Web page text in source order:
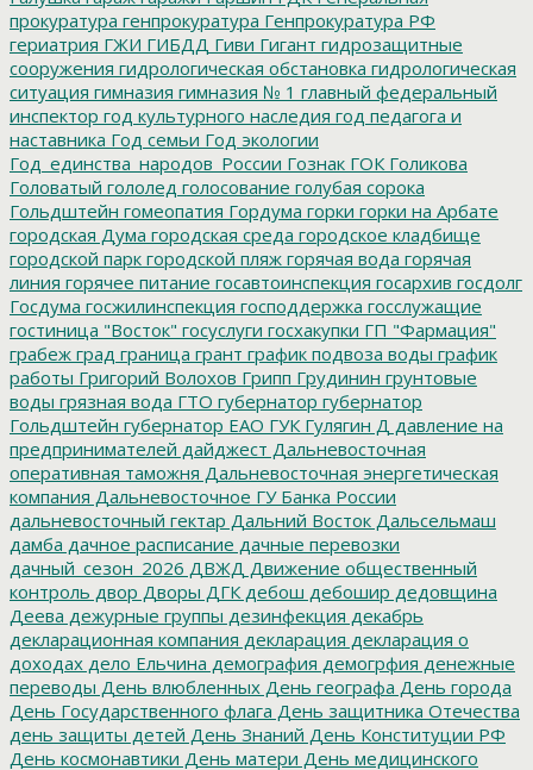
прокуратура генпрокуратура Генпрокуратура РФ
гериатрия ГЖИ ГИБДД Гиви Гигант гидрозащитные
сооружения гидрологическая обстановка гидрологическая
ситуация гимназия гимназия № 1 главный федеральный
инспектор год культурного наследия год педагога и
наставника Год семьи Год экологии
Год_единства_народов_России Гознак ГОК Голикова
Головатый гололед голосование голубая сорока
Гольдштейн гомеопатия Гордума горки горки на Арбате
городская Дума городская среда городское кладбище
городской парк городской пляж горячая вода горячая
линия горячее питание госавтоинспекция госархив госдолг
Госдума госжилинспекция господдержка госслужащие
гостиница "Восток" госуслуги госхакупки ГП "Фармация"
грабеж град граница грант график подвоза воды график
работы Григорий Волохов Грипп Грудинин грунтовые
воды грязная вода ГТО губернатор губернатор
Гольдштейн губернатор ЕАО ГУК Гулягин Д давление на
предпринимателей дайджест Дальневосточная
оперативная таможня Дальневосточная энергетическая
компания Дальневосточное ГУ Банка России
дальневосточный гектар Дальний Восток Дальсельмаш
дамба дачное расписание дачные перевозки
дачный_сезон_2026 ДВЖД Движение общественный
контроль двор Дворы ДГК дебош дебошир дедовщина
Деева дежурные группы дезинфекция декабрь
декларационная компания декларация декларация о
доходах дело Ельчина демография демогрфия денежные
переводы День влюбленных День географа День города
День Государственного флага День защитника Отечества
день защиты детей День Знаний День Конституции РФ
День космонавтики День матери День медицинского